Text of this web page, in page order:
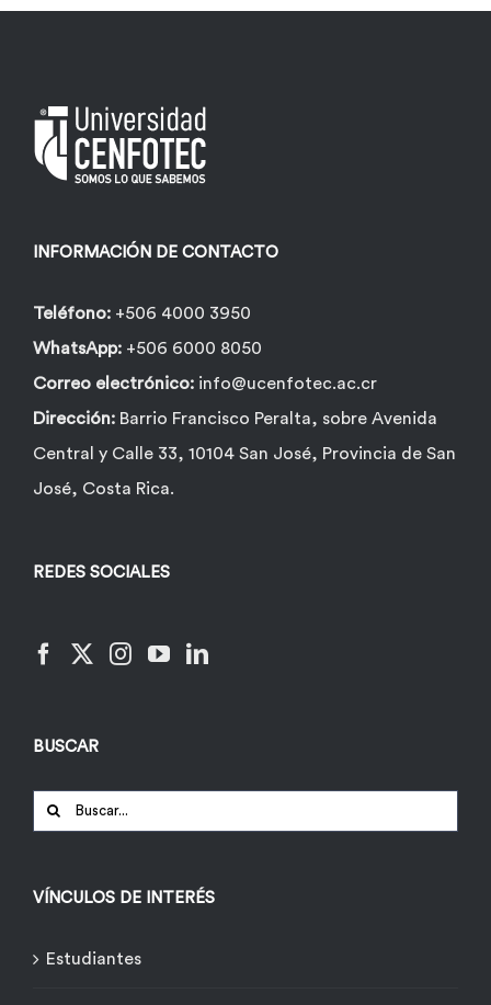
INFORMACIÓN DE CONTACTO
Teléfono: +506 4000 3950
WhatsApp: +506 6000 8050
Correo electrónico: info@ucenfotec.ac.cr
Dirección: Barrio Francisco Peralta, sobre Avenida
Central y Calle 33, 10104 San José, Provincia de San
José, Costa Rica.
REDES SOCIALES
BUSCAR
Buscar:
VÍNCULOS DE INTERÉS
Estudiantes